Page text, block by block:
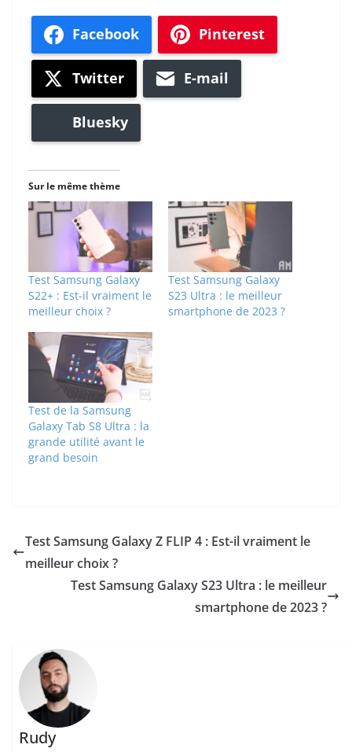
Facebook Pinterest
Twitter E-mail
Bluesky
Sur le même thème
Test Samsung Galaxy
S22+ : Est-il vraiment le
meilleur choix ?
Test Samsung Galaxy
S23 Ultra : le meilleur
smartphone de 2023 ?
Test de la Samsung
Galaxy Tab S8 Ultra : la
grande utilité avant le
grand besoin
Test Samsung Galaxy Z FLIP 4 : Est-il vraiment le
meilleur choix ?
Test Samsung Galaxy S23 Ultra : le meilleur
smartphone de 2023 ?
Rudy